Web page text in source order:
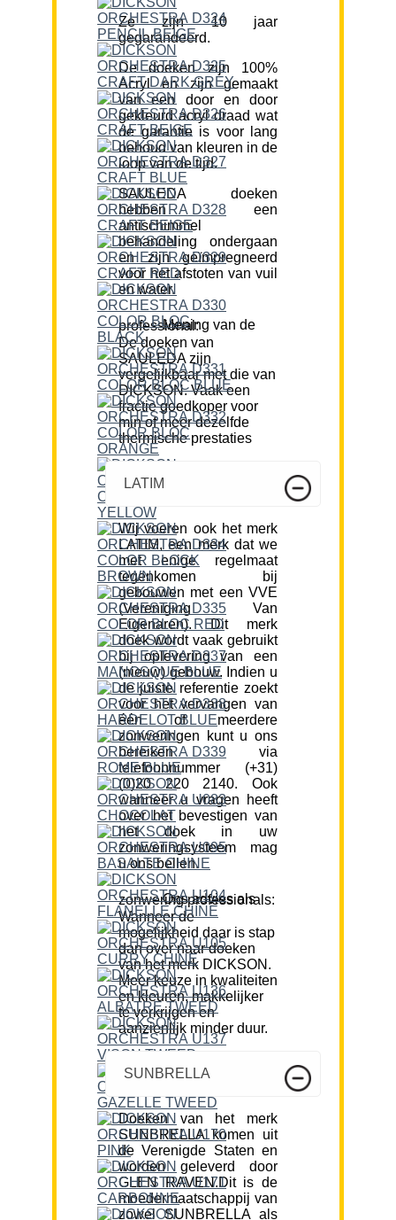
Ze zijn 10 jaar
gegarandeerd.
De doeken zijn 100%
Acryl en zijn gemaakt
van een door en door
gekleurd acryl draad wat
de garantie is voor lang
behoud van kleuren in de
loop van de tijd.
SAULEDA doeken
hebben een
antischimmel
behandeling ondergaan
en zijn geïmpregneerd
voor het afstoten van vuil
en water.
Mening van de professional:
De doeken van
SAULEDA zijn
vergelijkbaar met die van
DICKSON. Vaak een
fractie goedkoper voor
min of meer dezelfde
thermische prestaties
LATIM
Wij voeren ook het merk
LATIM, een merk dat we
met enige regelmaat
tegenkomen bij
gebouwen met een VVE
(Vereniging Van
Eigenaren). Dit merk
doek wordt vaak gebruikt
bij oplevering van een
(nieuw) gebouw. Indien u
de juiste referentie zoekt
voor het vervangen van
één of meerdere
zonweringen kunt u ons
bereiken via
telefoonnummer (+31)
(0)20 220 2140. Ook
wanneer u vragen heeft
over het bevestigen van
het doek in uw
zonweringsysteem mag
u ons bellen.
Ons advies als zonwering professionals:
Wanneer de
mogelijkheid daar is stap
dan over naar doeken
van het merk DICKSON.
Meer keuze in kwaliteiten
en kleuren, makkelijker
te verkrijgen en
aanzienlijk minder duur.
SUNBRELLA
Doeken van het merk
SUNBRELLA komen uit
de Verenigde Staten en
worden geleverd door
GLEN RAVEN.Dit is de
moedermaatschappij van
zowel SUNBRELLA als